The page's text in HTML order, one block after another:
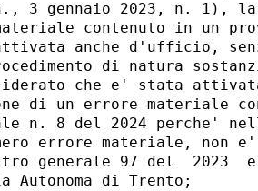
3 gennaio 2023, n. 1),
contenuto in un
anche d'ufficio,
di natura
che e' stata
di un errore materiale
n. 8 del 2024 perche'
errore materiale, non
generale 97 del  2023
Autonoma di Trento;